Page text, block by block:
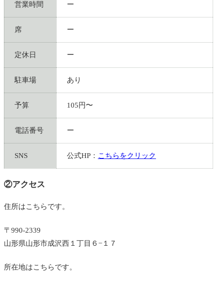
営業時間 ー
席 ー
定休日 ー
駐車場 あり
予算 105円〜
電話番号 ー
SNS 公式HP： こちらをクリック
②アクセス
住所はこちらです。
〒990-2339
山形県山形市成沢西１丁目６−１７
所在地はこちらです。